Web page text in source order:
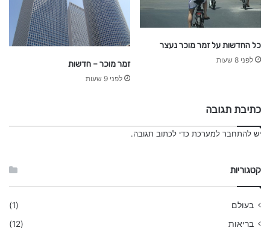
כל החדשות על זמר מוכר נעצר
לפני 8 שעות זמר מוכר – חדשות
לפני 9 שעות
כתיבת תגובה
יש להתחבר למערכת כדי לכתוב תגובה.
קטגוריות
בעולם
(1)
בריאות
(12)